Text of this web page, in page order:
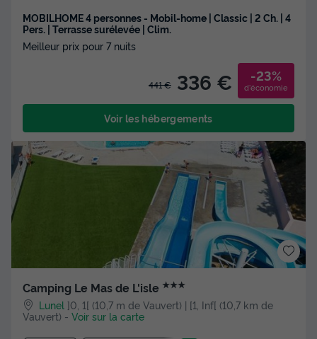
MOBILHOME 4 personnes - Mobil-home | Classic | 2 Ch. | 4
Pers. | Terrasse surélevée | Clim.
Meilleur prix pour 7 nuits
441 € 336 € -23%
d'économie
Voir les hébergements
Camping Le Mas de L'isle ★★★
Lunel ]0, 1[ (10,7 m de Vauvert) | [1, Inf[ (10,7 km de
Vauvert) - Voir sur la carte